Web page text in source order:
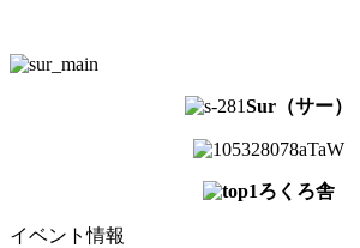
Sur（サー）
aTaW
ろくろ舎
イベント情報